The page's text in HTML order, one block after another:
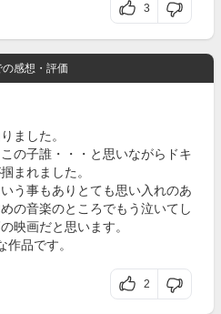
3
の感想・評価
ました。
の子誰・・・と思いながらドキ
まれました。
う事もありとても思い入れのあ
の音楽のところでもう泣いてし
映画だと思います。
品です。
2